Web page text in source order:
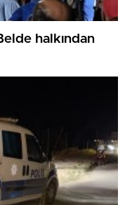
halkından